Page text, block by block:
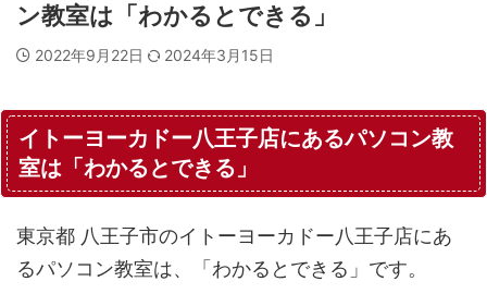
ン教室は「わかるとできる」
2022年9月22日 2024年3月15日
イトーヨーカドー八王子店にあるパソコン教
室は「わかるとできる」
東京都 八王子市のイトーヨーカドー八王子店にあ
るパソコン教室は、「わかるとできる」です。